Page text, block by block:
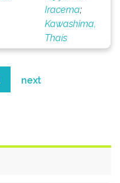
Iracema;
Kawashima,
Thaís
next